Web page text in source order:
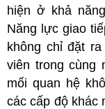
hiện ở khả
Năng lực giao
không chỉ đặt
viên trong cùng
mối quan hệ
các cấp độ khác